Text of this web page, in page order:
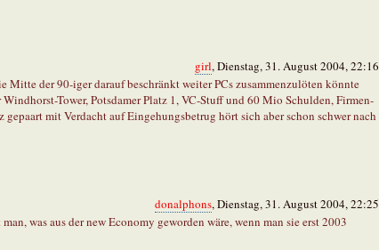
girl, Dienstag, 31. August 2004, 22:16
Mitte der 90-iger darauf beschränkt weiter PCs zusammenzulöten könnte
Tower, Potsdamer Platz 1, VC-Stuff und 60 Mio Schulden, Firmen-
mit Verdacht auf Eingehungsbetrug hört sich aber schon schwer nach
donalphons, Dienstag, 31. August 2004, 22:25
was aus der new Economy geworden wäre, wenn man sie erst 2003